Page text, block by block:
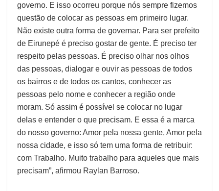
governo. E isso ocorreu porque nós sempre fizemos
questão de colocar as pessoas em primeiro lugar.
Não existe outra forma de governar. Para ser prefeito
de Eirunepé é preciso gostar de gente. É preciso ter
respeito pelas pessoas. É preciso olhar nos olhos
das pessoas, dialogar e ouvir as pessoas de todos
os bairros e de todos os cantos, conhecer as
pessoas pelo nome e conhecer a região onde
moram. Só assim é possível se colocar no lugar
delas e entender o que precisam. E essa é a marca
do nosso governo: Amor pela nossa gente, Amor pela
nossa cidade, e isso só tem uma forma de retribuir:
com Trabalho. Muito trabalho para aqueles que mais
precisam”, afirmou Raylan Barroso.